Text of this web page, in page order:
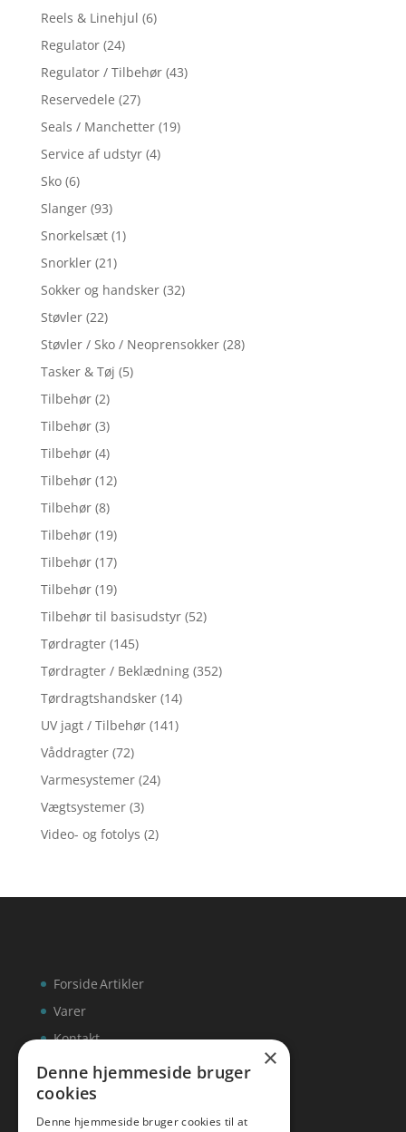
Reels & Linehjul (6)
Regulator (24)
Regulator / Tilbehør (43)
Reservedele (27)
Seals / Manchetter (19)
Service af udstyr (4)
Sko (6)
Slanger (93)
Snorkelsæt (1)
Snorkler (21)
Sokker og handsker (32)
Støvler (22)
Støvler / Sko / Neoprensokker (28)
Tasker & Tøj (5)
Tilbehør (2)
Tilbehør (3)
Tilbehør (4)
Tilbehør (12)
Tilbehør (8)
Tilbehør (19)
Tilbehør (17)
Tilbehør (19)
Tilbehør til basisudstyr (52)
Tørdragter (145)
Tørdragter / Beklædning (352)
Tørdragtshandsker (14)
UV jagt / Tilbehør (141)
Våddragter (72)
Varmesystemer (24)
Vægtsystemer (3)
Video- og fotolys (2)
Forside
Varer
Kontakt
Artikler
×
Denne hjemmeside bruger
cookies
Denne hjemmeside bruger cookies til at